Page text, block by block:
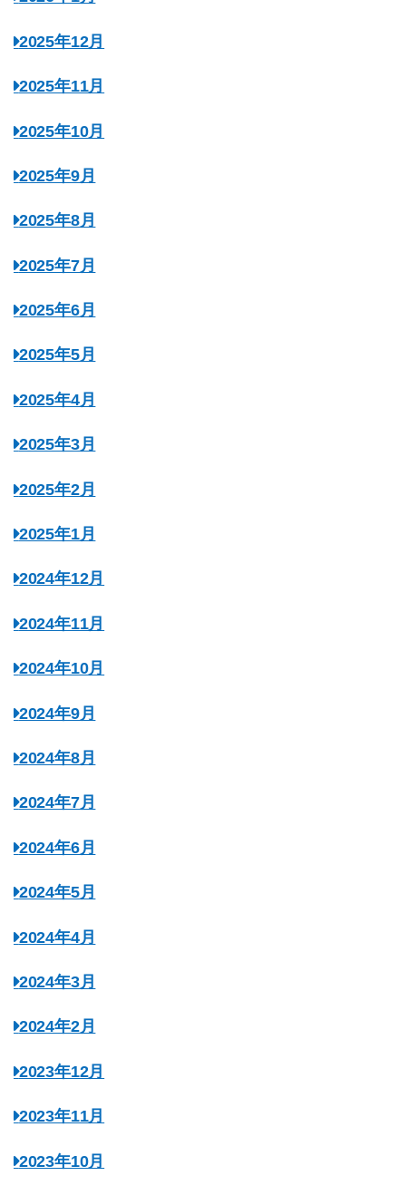
2025年12月
2025年11月
2025年10月
2025年9月
2025年8月
2025年7月
2025年6月
2025年5月
2025年4月
2025年3月
2025年2月
2025年1月
2024年12月
2024年11月
2024年10月
2024年9月
2024年8月
2024年7月
2024年6月
2024年5月
2024年4月
2024年3月
2024年2月
2023年12月
2023年11月
2023年10月